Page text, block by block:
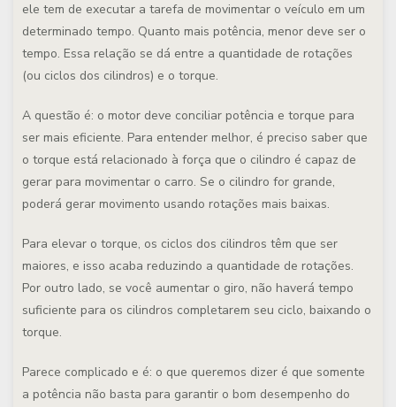
ele tem de executar a tarefa de movimentar o veículo em um
determinado tempo. Quanto mais potência, menor deve ser o
tempo. Essa relação se dá entre a quantidade de rotações
(ou ciclos dos cilindros) e o torque.
A questão é: o motor deve conciliar potência e torque para
ser mais eficiente. Para entender melhor, é preciso saber que
o torque está relacionado à força que o cilindro é capaz de
gerar para movimentar o carro. Se o cilindro for grande,
poderá gerar movimento usando rotações mais baixas.
Para elevar o torque, os ciclos dos cilindros têm que ser
maiores, e isso acaba reduzindo a quantidade de rotações.
Por outro lado, se você aumentar o giro, não haverá tempo
suficiente para os cilindros completarem seu ciclo, baixando o
torque.
Parece complicado e é: o que queremos dizer é que somente
a potência não basta para garantir o bom desempenho do